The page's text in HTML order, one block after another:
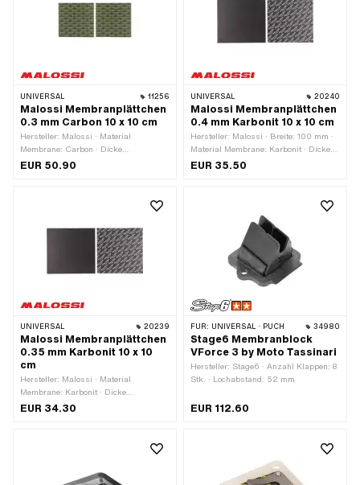
UNIVERSAL 11256
Malossi Membranplättchen
0.3 mm Carbon 10 x 10 cm
Hersteller: Malossi · Material
Membrane: Carbon · Dicke
Membranplättchen: 0.3 mm ·
EUR 50.90
UNIVERSAL 20240
Malossi Membranplättchen
0.4 mm Karbonit 10 x 10 cm
Hersteller: Malossi · Breite: 100 mm ·
Material Membrane: Karbonit · Dicke
Membranplättchen: 0.4 mm ·
EUR 35.50
UNIVERSAL 20239
Malossi Membranplättchen
0.35 mm Karbonit 10 x 10
cm
Hersteller: Malossi · Material
Membrane: Karbonit · Dicke
Membranplättchen: 0.35 mm ·
EUR 34.30
FÜR: UNIVERSAL · PUCH 34980
Stage6 Membranblock
VForce 3 by Moto Tassinari
Hersteller: Stage6 · Anzahl Klappen: 8
Stk. · Lochabstand: 52 mm
EUR 112.60